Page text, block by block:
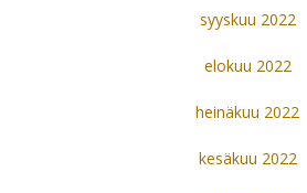
syyskuu 2022
elokuu 2022
heinäkuu 2022
kesäkuu 2022